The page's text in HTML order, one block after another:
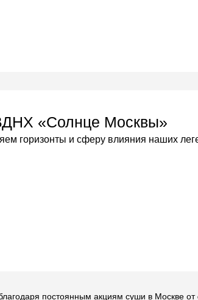
«Солнце Москвы»
горизонты и сферу влияния наших
постоянным акциям суши в Москве от